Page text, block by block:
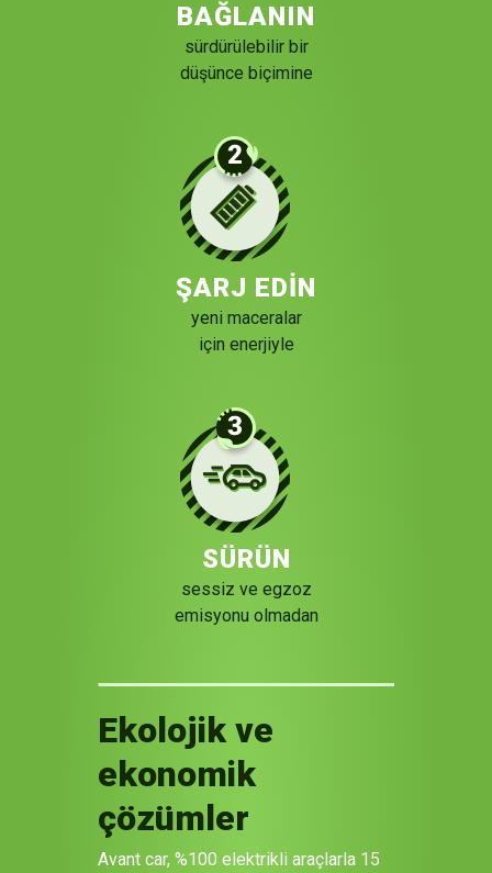
BAĞLANIN
sürdürülebilir bir
düşünce biçimine
ŞARJ EDİN
yeni maceralar
için enerjiyle
SÜRÜN
sessiz ve egzoz
emisyonu olmadan
Ekolojik ve
ekonomik
çözümler
Avant car, %100 elektrikli araçlarla 15